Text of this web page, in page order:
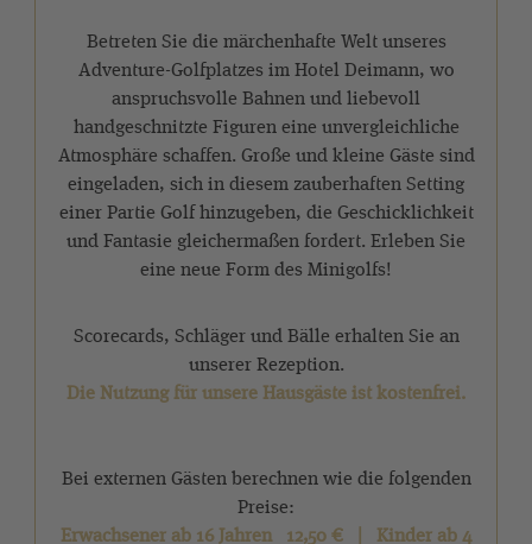
Betreten Sie die märchenhafte Welt unseres
Adventure-Golfplatzes im Hotel Deimann, wo
anspruchsvolle Bahnen und liebevoll
handgeschnitzte Figuren eine unvergleichliche
Atmosphäre schaffen. Große und kleine Gäste sind
eingeladen, sich in diesem zauberhaften Setting
einer Partie Golf hinzugeben, die Geschicklichkeit
und Fantasie gleichermaßen fordert. Erleben Sie
eine neue Form des Minigolfs!
Scorecards, Schläger und Bälle erhalten Sie an
unserer Rezeption.
Die Nutzung für unsere Hausgäste ist kostenfrei.
Bei externen Gästen berechnen wie die folgenden
Preise:
Erwachsener ab 16 Jahren 12,50 € | Kinder ab 4